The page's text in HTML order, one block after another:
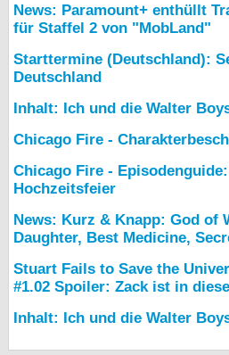
News: Paramount+ enthüllt
für Staffel 2 von "MobLand"
Starttermine (Deutschland):
Deutschland
Inhalt: Ich und die Walter
Chicago Fire -
Chicago Fire - Episodenguide:
Hochzeitsfeier
News: Kurz & Knapp: God of
Daughter, Best Medicine,
Stuart Fails to Save the
#1.02 Spoiler: Zack ist in
Inhalt: Ich und die Walter